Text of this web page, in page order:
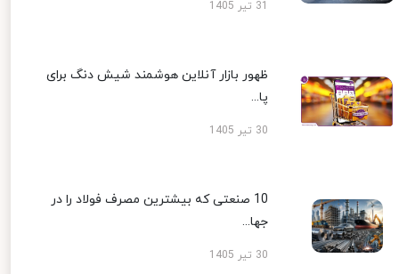
ظهور بازار آنلاین هوشمند شیش دنگ برای
پا...
30 تیر 1405
10 صنعتی که بیشترین مصرف فولاد را در
جها...
30 تیر 1405